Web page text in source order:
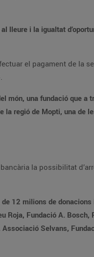
lleure i la igualtat
el pagament de la
món, una fundació que a
regió de Mopti, una de
la possibilitat
12 milions de
Fundació A.
Selvans,